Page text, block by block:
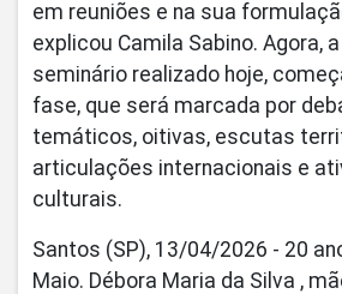
em reuniões e na sua
explicou Camila Sabino. Agora,
seminário realizado hoje,
fase, que será marcada por
temáticos, oitivas, escutas
articulações internacionais e
culturais.
Santos (SP), 13/04/2026 - 20
Maio. Débora Maria da Silva ,